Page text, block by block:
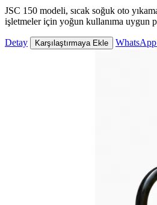
JSC 150 modeli, sıcak soğuk oto
işletmeler için yoğun kullanıma uygun
Detay Karşılaştırmaya Ekle